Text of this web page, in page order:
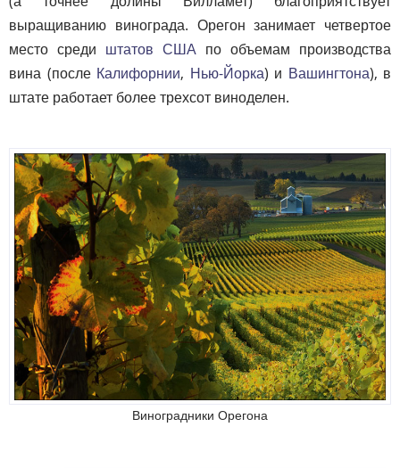
выращиванию винограда. Орегон занимает четвертое
место среди штатов США по объемам производства
вина (после Калифорнии, Нью-Йорка) и Вашингтона), в
штате работает более трехсот виноделен.
Виноградники Орегона